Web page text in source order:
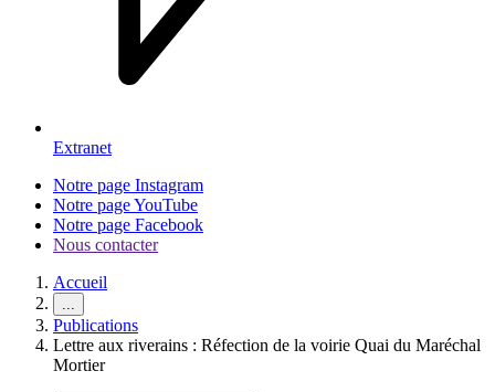
Extranet
Notre page Instagram
Notre page YouTube
Notre page Facebook
Nous contacter
Accueil
...
Publications
Lettre aux riverains : Réfection de la voirie Quai du Maréchal
Mortier